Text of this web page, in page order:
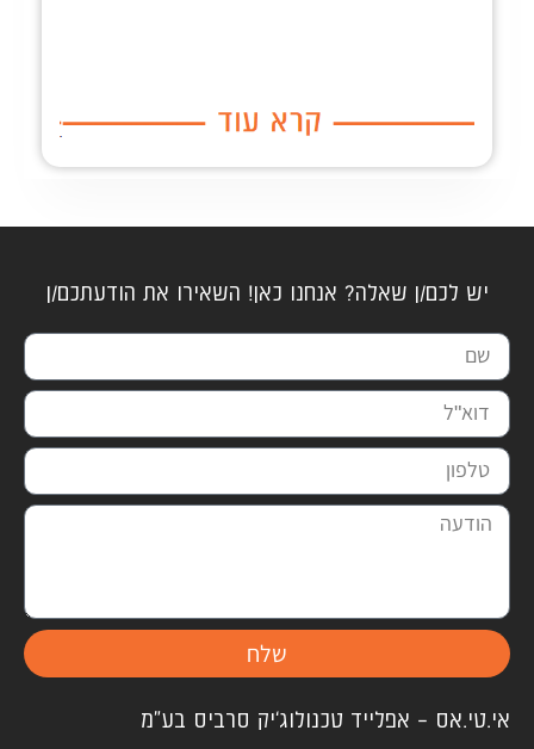
אי.טי.אס – אפלייד טכנולוג'יק סרביס בע"מ
יש לכם/ן שאלה? אנחנו כאן! השאירו את הודעתכם/ן
שלח